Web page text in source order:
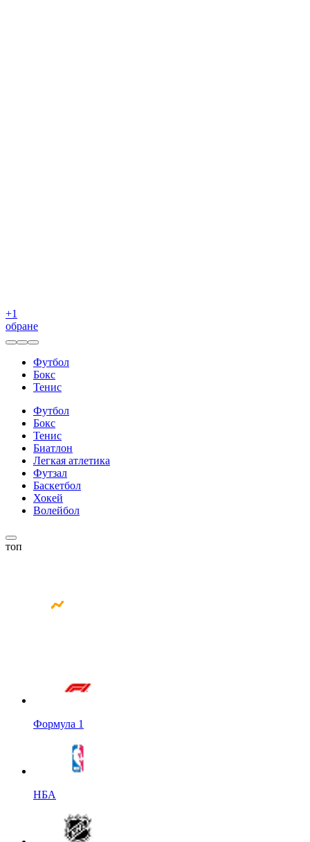
+1
обране
Футбол
Бокс
Тенис
Футбол
Бокс
Тенис
Биатлон
Легкая атлетика
Футзал
Баскетбол
Хокей
Волейбол
топ
Формула 1
НБА